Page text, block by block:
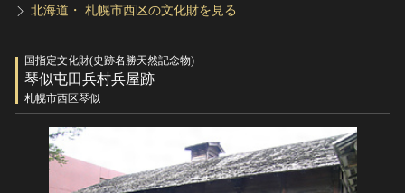
カテゴリで見る
全国の美術館・博物館
世界遺産
無形文化遺産
動画で見る無形の文化財
文化庁よりご挨拶
関連サイトリンク
サイトマップ
北海道・ 札幌市西区の文化財を見る
国指定文化財(史跡名勝天然記念物)
琴似屯田兵村兵屋跡
札幌市西区琴似